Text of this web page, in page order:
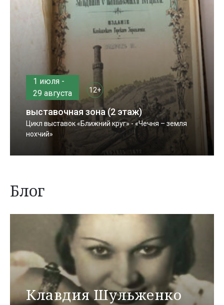
1 июля -
29 августа
12+
выставочная зона (2 этаж)
Цикл выставок «Ближний круг» - «Чечня – земля
нохчий»
Блог
Клавдия Шульженко